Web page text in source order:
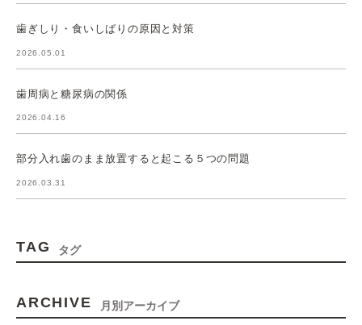
歯ぎしり・食いしばりの原因と対策
2026.05.01
歯周病と糖尿病の関係
2026.04.16
部分入れ歯のまま放置すると起こる５つの問題
2026.03.31
TAG タグ
ARCHIVE 月別アーカイブ